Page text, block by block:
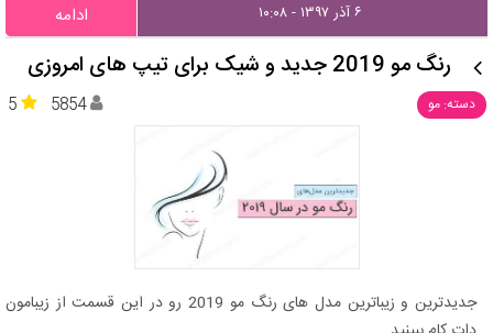
۶ آذر ۱۳۹۷ - ۱۰:۰۸ ادامه
رنگ مو 2019 جدید و شیک برای تیپ های امروزی
دسته: مو 5 5854
جدیدترین و زیباترین مدل های رنگ مو 2019 رو در این قسمت از زیبامون